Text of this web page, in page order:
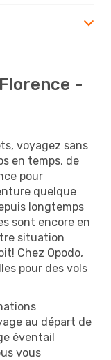
-
voyagez sans
en temps, de
pour
quelque
longtemps
sont encore en
situation
Chez Opodo,
pour des vols
au départ de
éventail
vous